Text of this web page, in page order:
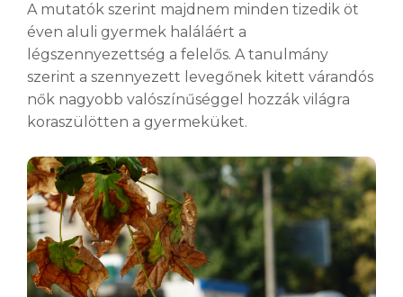
A mutatók szerint majdnem minden tizedik öt
éven aluli gyermek haláláért a
légszennyezettség a felelős. A tanulmány
szerint a szennyezett levegőnek kitett várandós
nők nagyobb valószínűséggel hozzák világra
koraszülötten a gyermeküket.